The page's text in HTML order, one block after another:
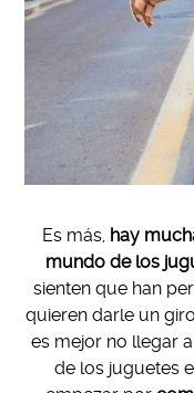
Es más, hay
mundo de los
sienten que han
quieren darle un
es mejor no llegar
de los juguetes